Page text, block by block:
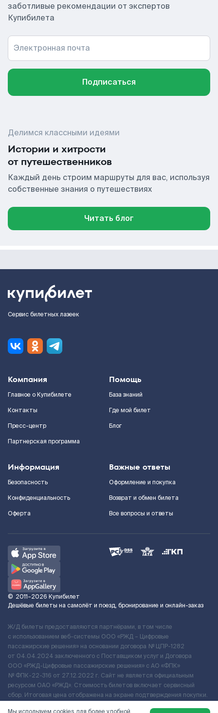
заботливые рекомендации от экспертов
Купибилета
Электронная почта
Подписаться
Делимся классными идеями
Истории и хитрости
от путешественников
Каждый день строим маршруты для вас, используя
собственные знания о путешествиях
Читать блог
Сервис билетных лазеек
Компания
Главное о Купибилете
Контакты
Пресс-центр
Партнерская программа
Помощь
База знаний
Где мой билет
Блог
Информация
Безопасность
Конфиденциальность
Оферта
Важные ответы
Оформление и покупка
Возврат и обмен билета
Все вопросы и ответы
© 2011–2026 Купибилет
Дешёвые билеты на самолёт и поезд, бронирование и онлайн-заказ
Ж/Д билеты предоставляются партнёрами, в том числе
с использованием веб-системы ООО «РЖД – Цифровые
пассажирские решения» на основании договора № ЦПР-1282
от 04.04.2024 заключенного с Поставщиком услуг и Договора
ООО «РЖД-Цифровые пассажирские решения» c АО «ФПК»
№ ФПК-22-316 от 27.12.2022 г. Сайт не является официальным
ресурсом ОАО «РЖД». Стоимость билетов включает сервисный
сбор. Итоговая цена отображена на экране подтверждения покупки.